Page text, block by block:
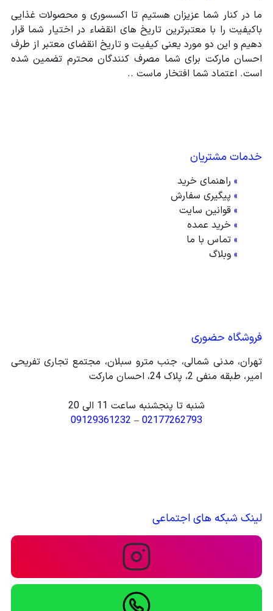
ما در کنار شما عزیزان هستیم تا اکسسوری و محصولات غذایی
باکیفیت را با معتبرترین تاریخ های انقضاء در اختیار شما قرار
دهیم و این دو مورد یعنی کیفیت و تاریخ انقضای معتبر از طرف
احسان مارکت برای شما مصرف کنندگان محترم تضمین شده
است. اعتماد شما افتخار ماست ..
خدمات مشتریان
» راهنمای خرید
» پیگیری سفارش
» قوانین سایت
» خرید عمده
» تماس با ما
» وبلاگ
فروشگاه حضوری
تهران، مدنی شمالی، جنب مترو سبلان، مجتمع تجاری تفریحی
امیر، طبقه منفی 2، پلاک 24، احسان مارکت
شنبه تا پنجشنبه ساعت 11 الی 20
02177262793
–
09129361232
لینک شبکه های اجتماعی